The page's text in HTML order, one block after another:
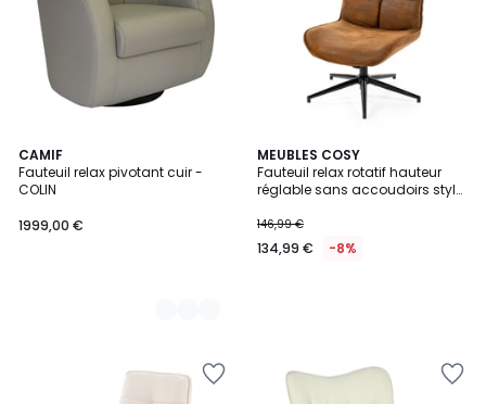
CAMIF
Fauteuil relax pivotant cuir -
COLIN
1999,00 €
3
Couleurs
MEUBLES COSY
Fauteuil relax rotatif hauteur
réglable sans accoudoirs style
146,99 €
134,99 € -8%